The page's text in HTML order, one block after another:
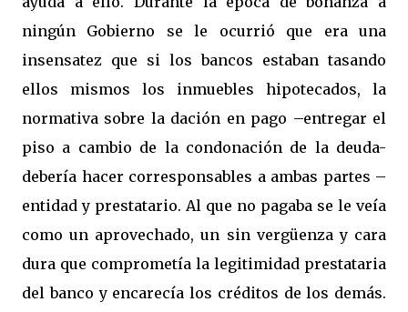
ningún Gobierno se le ocurrió que era una
insensatez que si los bancos estaban tasando
ellos mismos los inmuebles hipotecados, la
normativa sobre la dación en pago –entregar el
piso a cambio de la condonación de la deuda-
debería hacer corresponsables a ambas partes –
entidad y prestatario. Al que no pagaba se le veía
como un aprovechado, un sin vergüenza y cara
dura que comprometía la legitimidad prestataria
del banco y encarecía los créditos de los demás.